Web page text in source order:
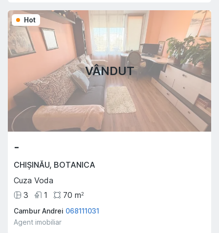
VÂNDUT
Hot
-
CHIȘINĂU, BOTANICA
Cuza Voda
3
1 70 m2
Cambur Andrei 068111031
Agent imobiliar